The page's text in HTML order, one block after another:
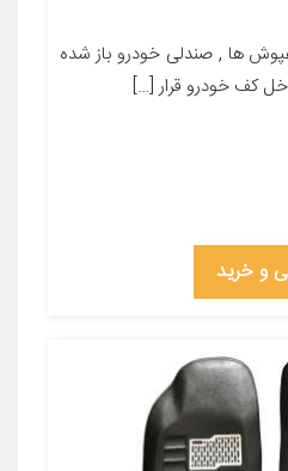
ها , صندلی خودرو باز شده
کف خودرو قرار […]
و خرید